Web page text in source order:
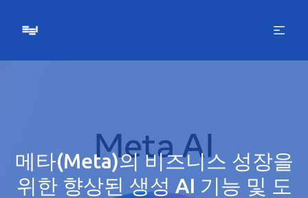
메타(Meta)의 비즈니스 성장을
위한 향상된 생성 AI 기능 및 도